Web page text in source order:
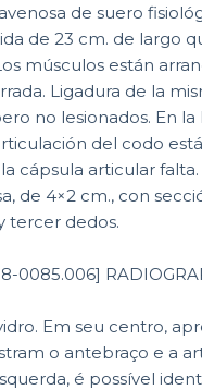
de suero
de 23 cm. de largo
músculos están
Ligadura de la
no lesionados. En
del codo
cápsula articular
de 4×2 cm., con
tercer dedos.
0085.006]
Em seu centro,
o antebraço e a
é possível